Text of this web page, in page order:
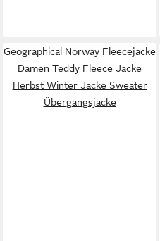
Geographical Norway Fleecejacke
Damen Teddy Fleece Jacke
Herbst Winter Jacke Sweater
Übergangsjacke